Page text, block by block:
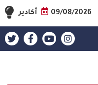
09/08/2026 أكادير